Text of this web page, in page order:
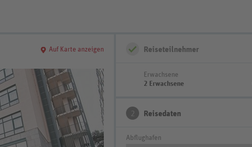
Auf Karte anzeigen Reiseteilnehmer
Erwachsene
2 Erwachsene
2 Reisedaten
Abflughafen